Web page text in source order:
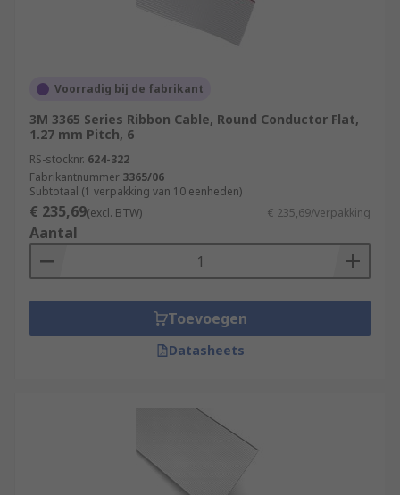
Voorradig bij de fabrikant
3M 3365 Series Ribbon Cable, Round Conductor Flat,
1.27 mm Pitch, 6
RS-stocknr. 624-322
Fabrikantnummer 3365/06
Subtotaal (1 verpakking van 10 eenheden)
€ 235,69(excl. BTW) € 235,69/verpakking
Aantal
Toevoegen
Datasheets